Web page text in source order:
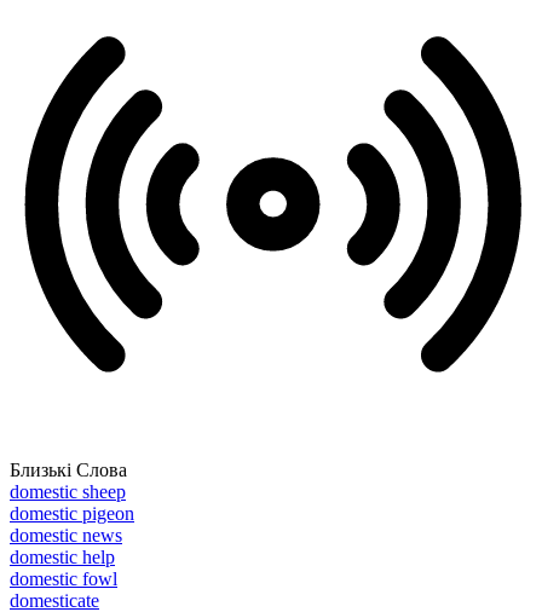
Близькі Слова
domestic sheep
domestic pigeon
domestic news
domestic help
domestic fowl
domesticate